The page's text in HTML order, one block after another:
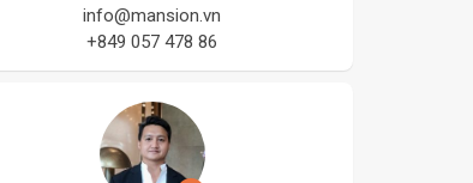
info@mansion.vn
+849 057 478 86